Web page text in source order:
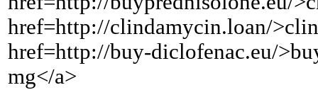
href=http://clindamycin.loan/
href=http://buy-diclofenac.eu/
mg</a>